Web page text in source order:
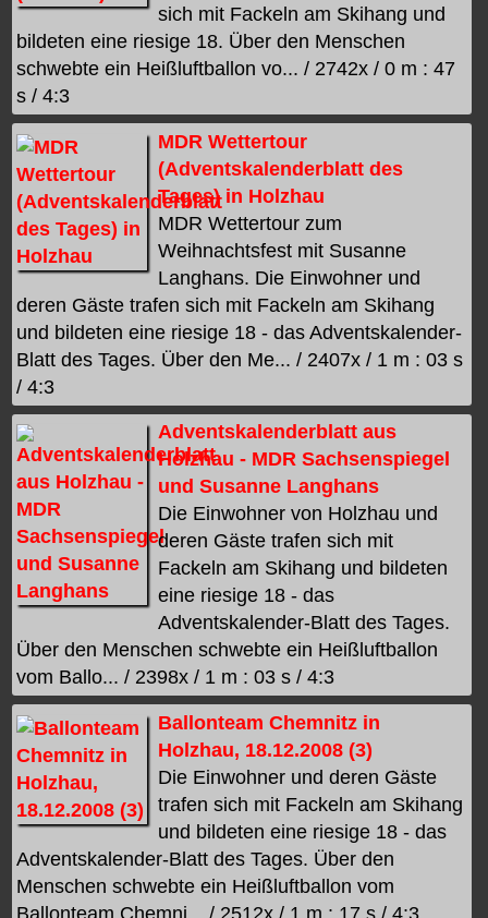
sich mit Fackeln am Skihang und
bildeten eine riesige 18. Über den Menschen
schwebte ein Heißluftballon vo... / 2742x / 0 m : 47
s / 4:3
MDR Wettertour
(Adventskalenderblatt des
Tages) in Holzhau
MDR Wettertour zum
Weihnachtsfest mit Susanne
Langhans. Die Einwohner und
deren Gäste trafen sich mit Fackeln am Skihang
und bildeten eine riesige 18 - das Adventskalender-
Blatt des Tages. Über den Me... / 2407x / 1 m : 03 s
/ 4:3
Adventskalenderblatt aus
Holzhau - MDR Sachsenspiegel
und Susanne Langhans
Die Einwohner von Holzhau und
deren Gäste trafen sich mit
Fackeln am Skihang und bildeten
eine riesige 18 - das
Adventskalender-Blatt des Tages.
Über den Menschen schwebte ein Heißluftballon
vom Ballo... / 2398x / 1 m : 03 s / 4:3
Ballonteam Chemnitz in
Holzhau, 18.12.2008 (3)
Die Einwohner und deren Gäste
trafen sich mit Fackeln am Skihang
und bildeten eine riesige 18 - das
Adventskalender-Blatt des Tages. Über den
Menschen schwebte ein Heißluftballon vom
Ballonteam Chemni... / 2512x / 1 m : 17 s / 4:3